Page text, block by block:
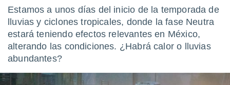
las
y
forma
basada
Estamos a unos días del inicio de la temporada de
lluvias y ciclones tropicales, donde la fase Neutra
estará teniendo efectos relevantes en México,
alterando las condiciones. ¿Habrá calor o lluvias
abundantes?